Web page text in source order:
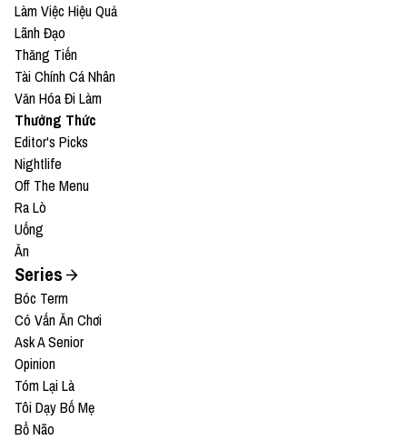
Làm Việc Hiệu Quả
Lãnh Đạo
Thăng Tiến
Tài Chính Cá Nhân
Văn Hóa Đi Làm
Thưởng Thức
Editor's Picks
Nightlife
Off The Menu
Ra Lò
Uống
Ăn
Series
Bóc Term
Có Vấn Ăn Chơi
Ask A Senior
Opinion
Tóm Lại Là
Tôi Dạy Bố Mẹ
Bổ Não